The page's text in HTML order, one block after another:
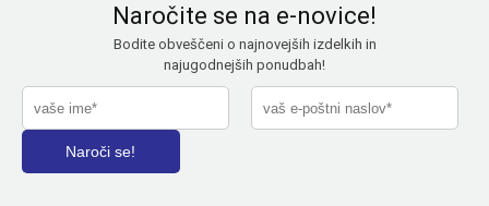
Naročite se na e-novice!
Bodite obveščeni o najnovejših izdelkih in
najugodnejših ponudbah!